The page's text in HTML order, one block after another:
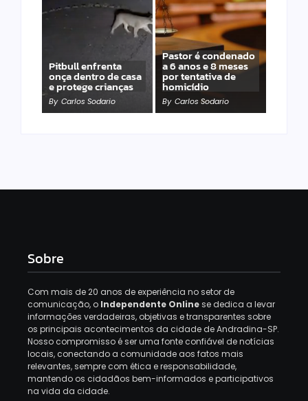
Pitbull enfrenta
onça dentro de casa
e protege crianças
By Carlos Sodario
Pastor é condenado
a 6 anos e 8 meses
por tentativa de
homicídio
By Carlos Sodario
Sobre
Com mais de 20 anos de experiência no setor de
comunicação, o Independente Onlinese dedica a levar
informações verdadeiras, objetivas e transparentes sobre
os principais acontecimentos da cidade de Andradina-SP.
Nosso compromisso é ser uma fonte confiável de notícias
locais, conectando a comunidade aos fatos mais
relevantes, sempre com ética e responsabilidade,
mantendo os cidadãos bem-informados e participativos
na vida da cidade.